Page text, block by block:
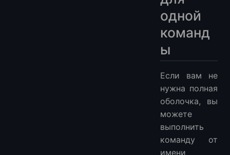
одной
команд
ы
Если вам не
нужна полная
оболочка, вы
можете
выполнить
команду от
имени